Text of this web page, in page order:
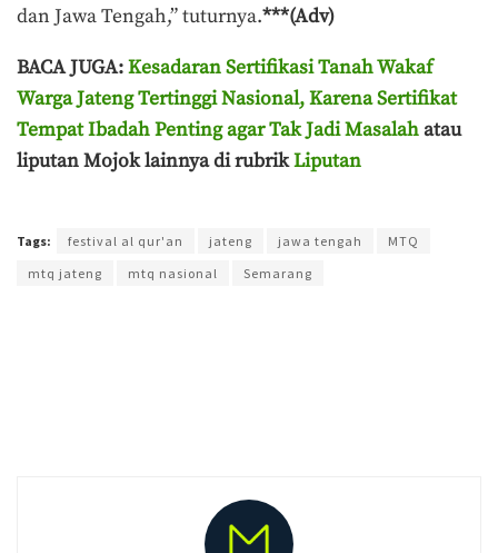
dan Jawa Tengah,” tuturnya.***(Adv)
BACA JUGA:Kesadaran Sertifikasi Tanah Wakaf
Warga Jateng Tertinggi Nasional, Karena Sertifikat
Tempat Ibadah Penting agar Tak Jadi Masalahatau
liputan Mojok lainnya di rubrikLiputan
Tags: festival al qur'an jateng jawa tengah
MTQ
mtq jateng
mtq nasional Semarang